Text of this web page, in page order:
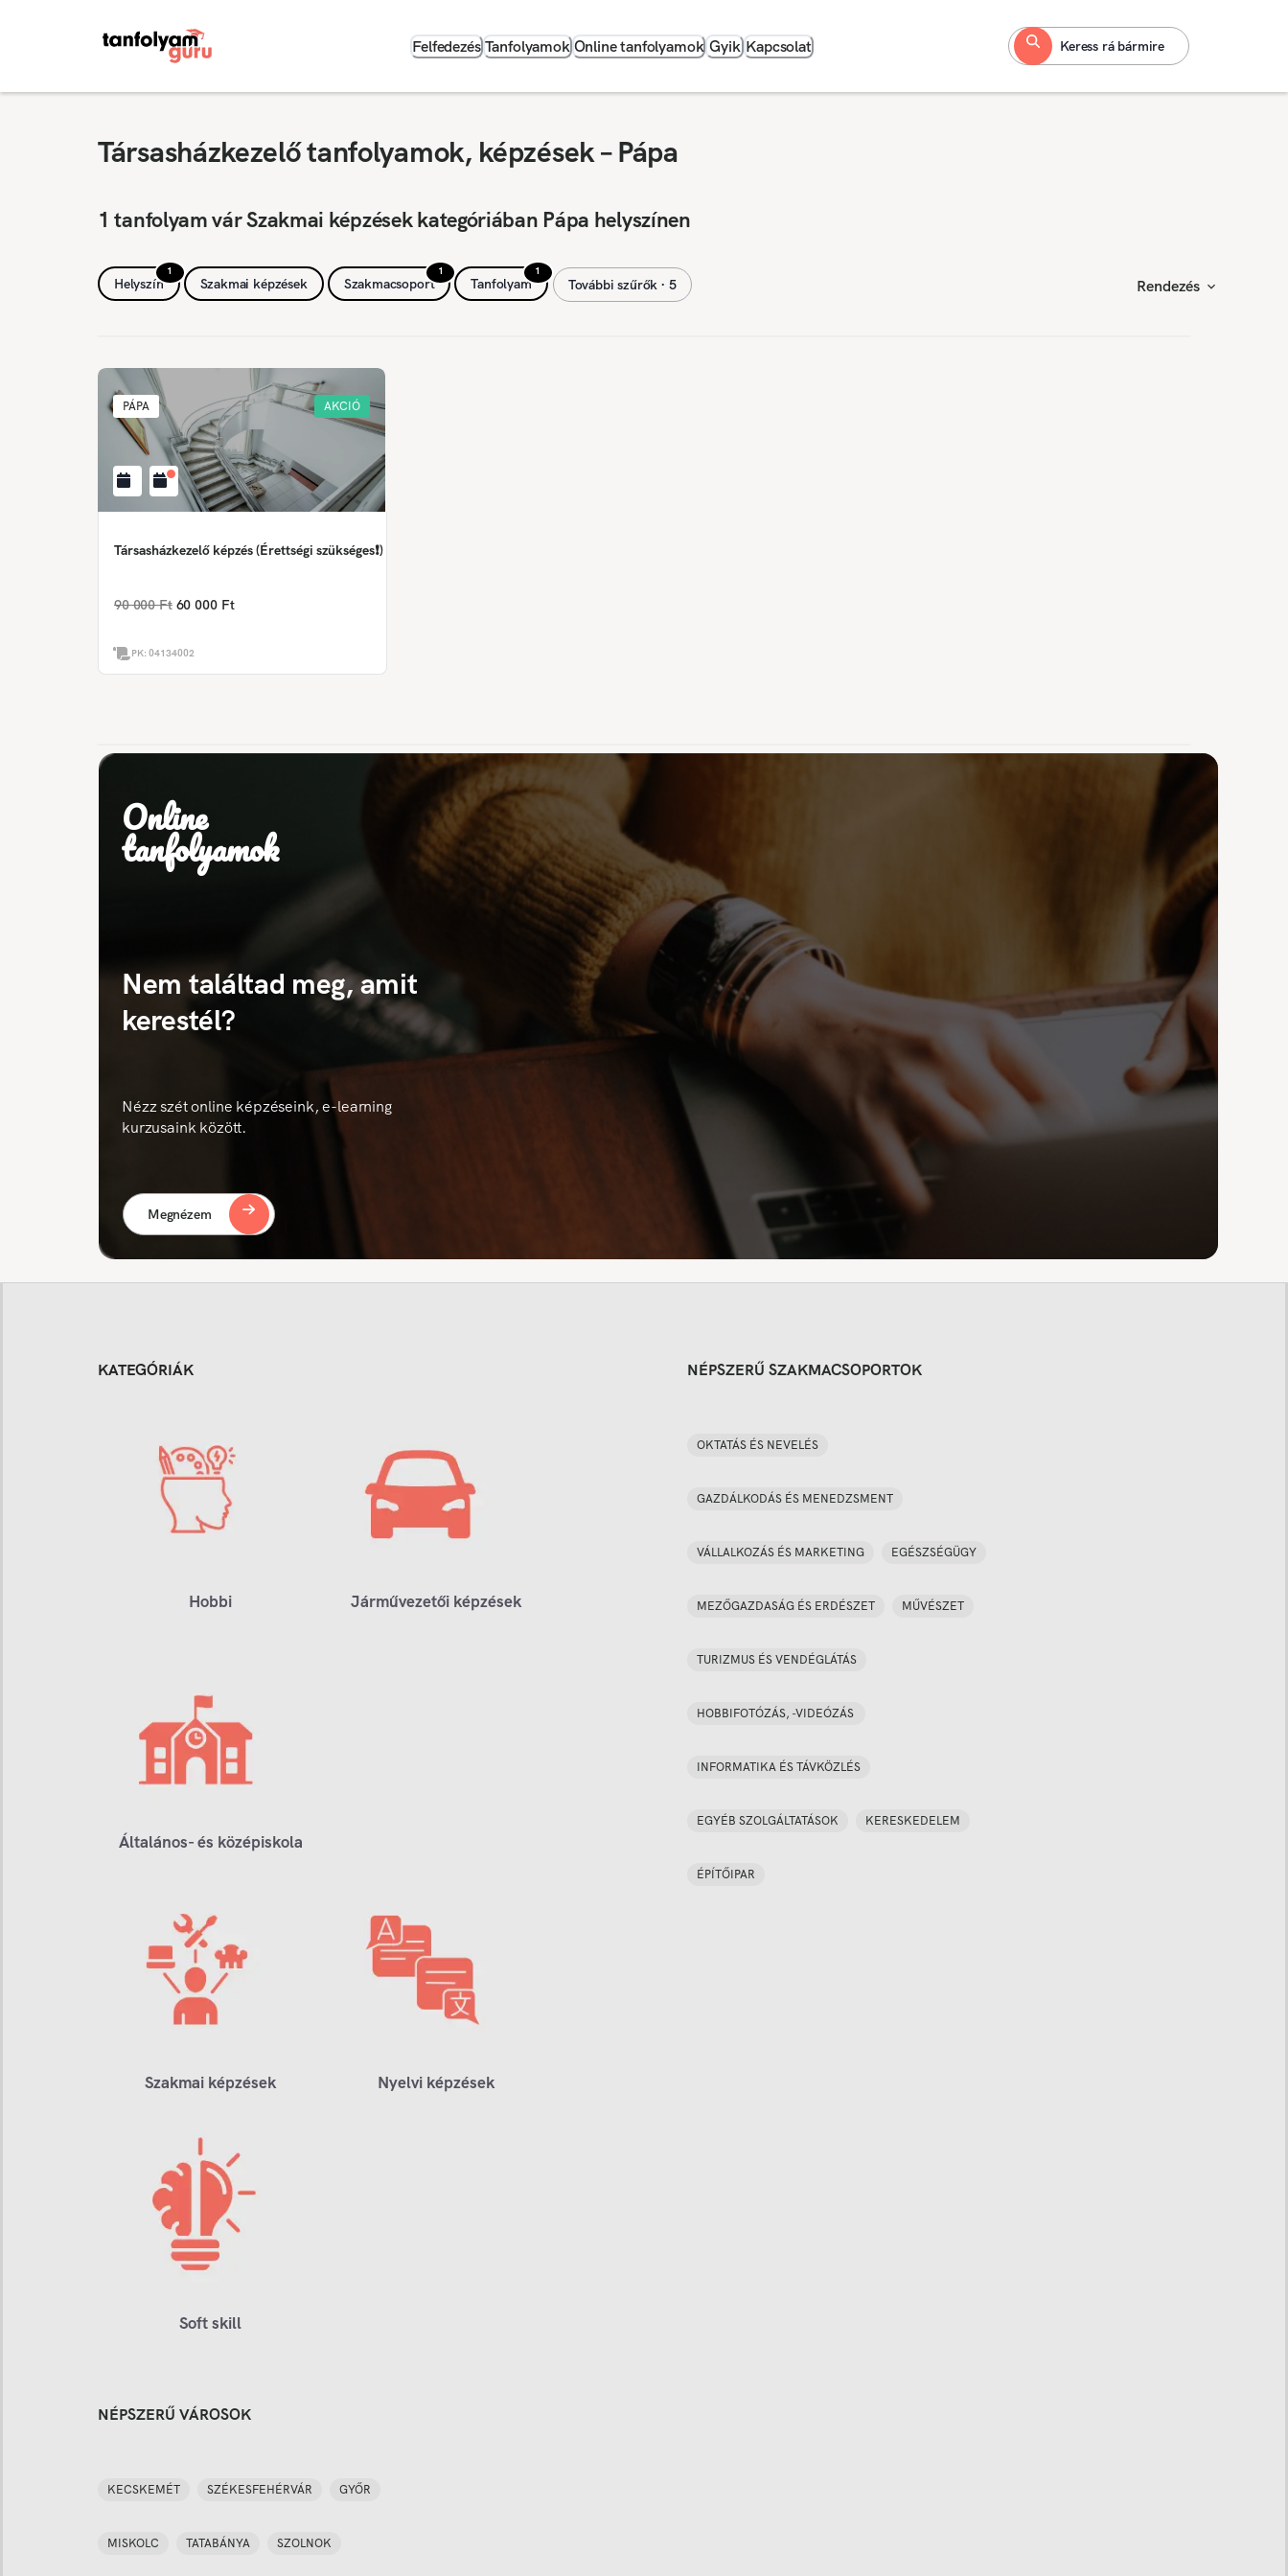
Felfedezés Tanfolyamok Online tanfolyamok Gyik Kapcsolat Keress rá bármire
Társasházkezelő tanfolyamok, képzések – Pápa
1 tanfolyam vár Szakmai képzések kategóriában Pápa helyszínen
1
Helyszín Szakmai képzések
1
Szakmacsoport
1
Tanfolyam További szűrők ∙ 5 Rendezés
PÁPA AKCIÓ
Társasházkezelő képzés (Érettségi szükséges❗)
90 000 Ft 60 000 Ft
PK:04134002
Online
tanfolyamok
Nem találtad meg, amit
kerestél?
Nézz szét online képzéseink, e-learning
kurzusaink között.
Megnézem
KATEGÓRIÁK
Hobbi Járművezetői képzések
Általános- és középiskola
Szakmai képzések Nyelvi képzések
Soft skill
NÉPSZERŰ SZAKMACSOPORTOK
OKTATÁS ÉS NEVELÉS
GAZDÁLKODÁS ÉS MENEDZSMENT
VÁLLALKOZÁS ÉS MARKETING EGÉSZSÉGÜGY
MEZŐGAZDASÁG ÉS ERDÉSZET MŰVÉSZET
TURIZMUS ÉS VENDÉGLÁTÁS
HOBBIFOTÓZÁS, -VIDEÓZÁS
INFORMATIKA ÉS TÁVKÖZLÉS
EGYÉB SZOLGÁLTATÁSOK KERESKEDELEM
ÉPÍTŐIPAR
NÉPSZERŰ VÁROSOK
KECSKEMÉT SZÉKESFEHÉRVÁR GYŐR
MISKOLC TATABÁNYA SZOLNOK